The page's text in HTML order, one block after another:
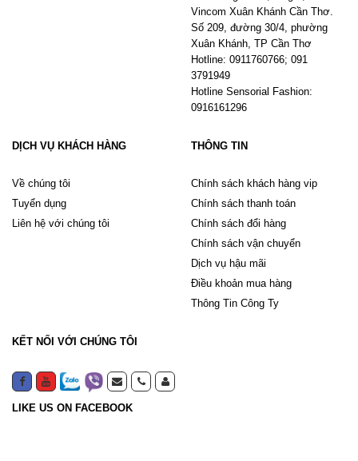
Vincom Xuân Khánh Cần Thơ.
Số 209, đường 30/4, phường
Xuân Khánh, TP Cần Thơ
Hotline: 0911760766; 091
3791949
Hotline Sensorial Fashion:
0916161296
DỊCH VỤ KHÁCH HÀNG
Về chúng tôi
Tuyển dụng
Liên hệ với chúng tôi
THÔNG TIN
Chính sách khách hàng vip
Chính sách thanh toán
Chính sách đổi hàng
Chính sách vận chuyển
Dịch vụ hậu mãi
Điều khoản mua hàng
Thông Tin Công Ty
KẾT NỐI VỚI CHÚNG TÔI
LIKE US ON FACEBOOK